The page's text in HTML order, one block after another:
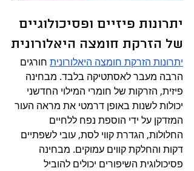
יתרונות פיזיים ופסיכולוגיים
של הזרקת חומצה היאלורונית
יתרונות הזרקת חומצה היאלורונית חורגים
הרבה מעבר לאסתטיקה בלבד. מבחינה
פיזית, הזרקות של חומרי המילוי החדשני
יכולות לשנות באופן דרמטי את מראה העור
המזדקן על ידי הוספת נפח ללחיים
החלולות, הגדרת קווי לסת, עובי לשפתיים
דקות והחלקת קווים עמוקים. מבחינה
פסיכולוגית השיפורים יכולים להוביל